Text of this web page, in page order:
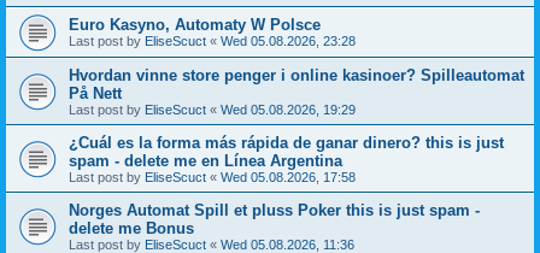
Euro Kasyno, Automaty W Polsce
Last post by EliseScuct « Wed 05.08.2026, 23:28
Hvordan vinne store penger i online kasinoer? Spilleautomat
På Nett
Last post by EliseScuct « Wed 05.08.2026, 19:29
¿Cuál es la forma más rápida de ganar dinero? this is just
spam - delete me en Línea Argentina
Last post by EliseScuct « Wed 05.08.2026, 17:58
Norges Automat Spill et pluss Poker this is just spam -
delete me Bonus
Last post by EliseScuct « Wed 05.08.2026, 11:36